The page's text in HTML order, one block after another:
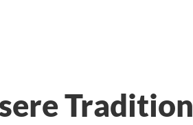
Tradition